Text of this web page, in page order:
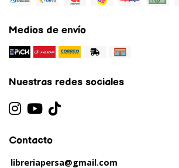
Medios de envío
Nuestras redes sociales
Contacto
libreriapersa@gmail.com